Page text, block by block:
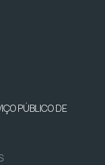
PÚBLICO DE